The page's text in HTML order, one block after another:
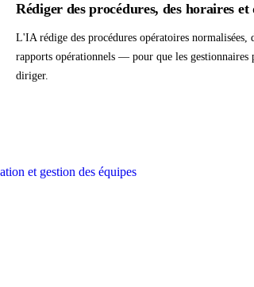
Rédiger des procédures, des horaires
L'IA rédige des procédures opératoires
rapports opérationnels — pour que les gestionnaires
diriger.